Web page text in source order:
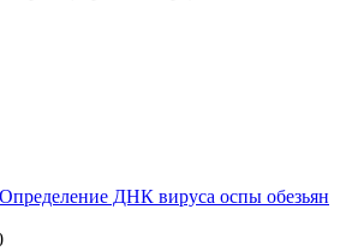
ДНК вируса оспы обезьян